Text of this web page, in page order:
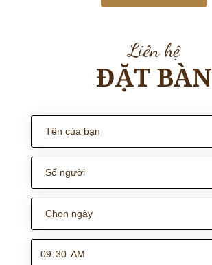
Liên hệ
ĐẶT BÀN